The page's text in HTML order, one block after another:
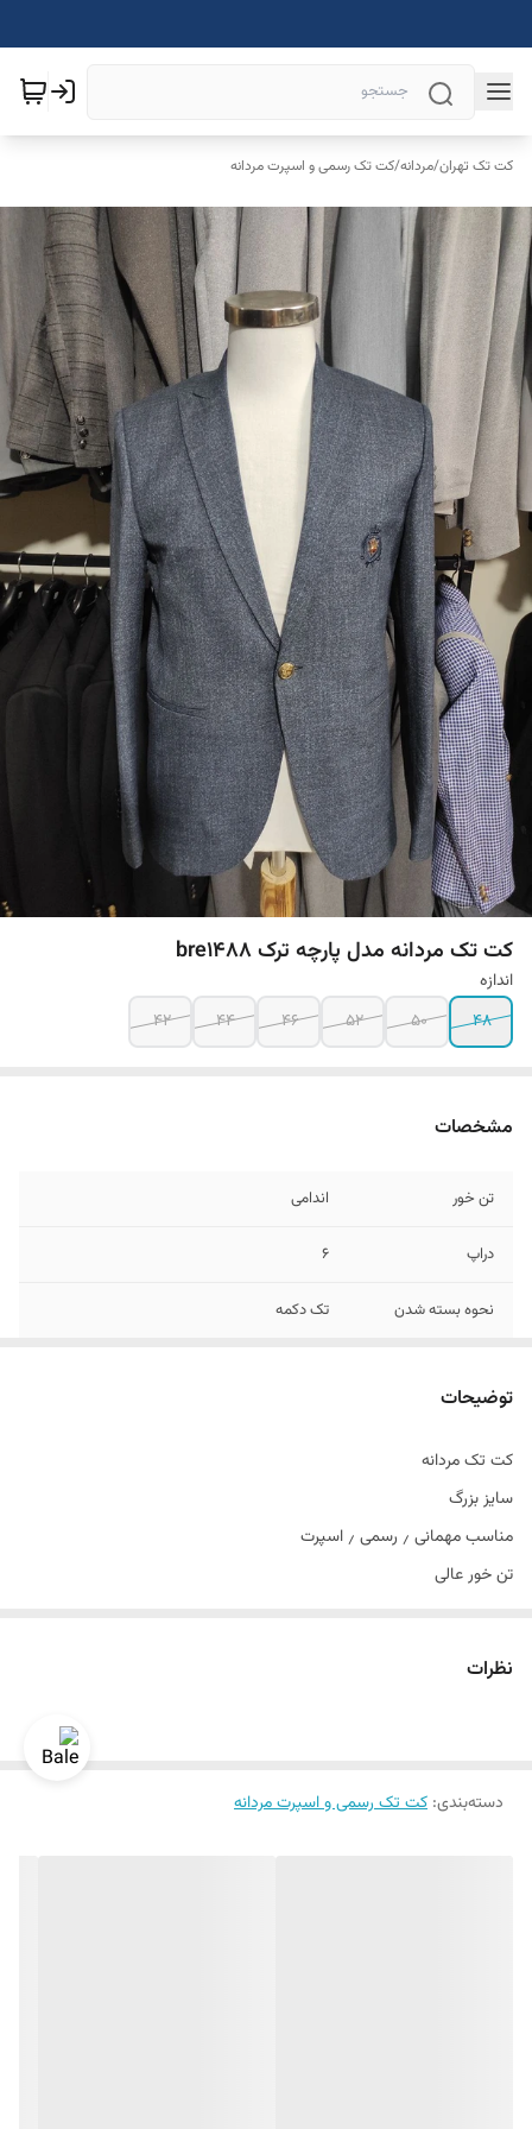
کت تک تهران/مردانه/کت تک رسمی و اسپرت مردانه
کت تک مردانه مدل پارچه ترک bre1488
اندازه
48
50
52
46
44
42
مشخصات
تن خور اندامی
دراپ 6
نحوه بسته شدن تک دکمه
توضیحات
کت تک مردانه
سایز بزرگ
مناسب مهمانی ٫ رسمی ٫ اسپرت
تن خور عالی
نظرات
دسته‌بندی: کت تک رسمی و اسپرت مردانه